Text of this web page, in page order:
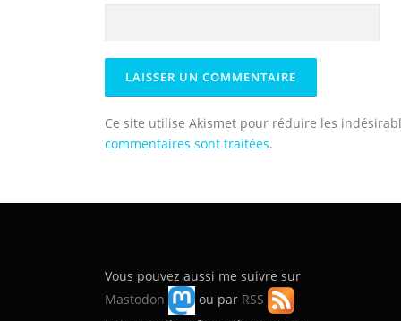
Ce site utilise Akismet pour réduire les
commentaires sont traitées.
Vous pouvez aussi me suivre sur
Mastodon
ou par RSS